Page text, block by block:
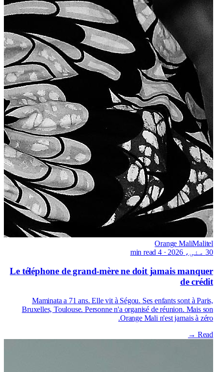
Orange MaliMalitel
30 مئی، 2026
·
4 min read
Le téléphone de grand-mère ne doit jamais manquer
de crédit
Maminata a 71 ans. Elle vit à Ségou. Ses enfants sont à Paris,
Bruxelles, Toulouse. Personne n'a organisé de réunion. Mais son
Orange Mali n'est jamais à zéro.
Read →